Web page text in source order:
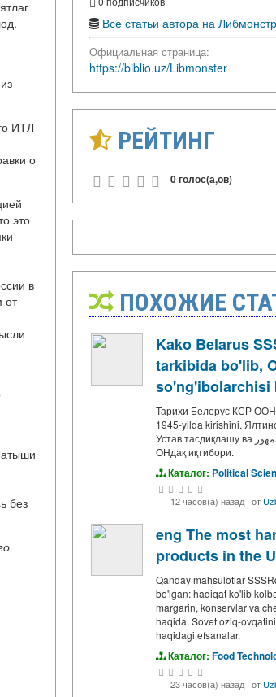
ИТЛ
о
это
в
от
без
Все статьи автора на
Официальная страница:
https://biblio.uz/Libmonster
РЕЙТИНГ
0 голос(а,ов)
ПОХОЖИЕ
Kako Belarus
tarkibida bo'lib,
so'ng'ibolarchisi
Тарихи Белорус КСР
1945-yilda kirishini.
Устав тасдиқлашу ва الجمهورият
ОНдақ иқтибори.
Каталог: Political
12 часов(а) назад· от
eng The most
products in the
Qanday mahsulotlar
bo'lgan: haqiqat ko'lib
margarin, konservlar va
haqida. Sovet oziq-
haqidagi efsanalar.
Каталог: Food
23 часов(а) назад· от